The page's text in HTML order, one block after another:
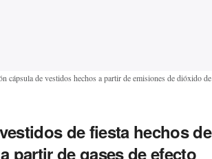
cápsula de vestidos hechos a partir de emisiones de dióxido de
de fiesta hechos de
partir de gases de efecto